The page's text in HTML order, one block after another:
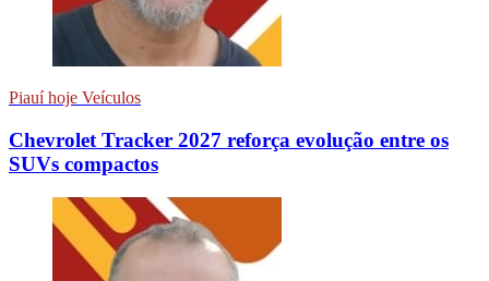
Piauí hoje Veículos
Chevrolet Tracker 2027 reforça evolução entre os
SUVs compactos